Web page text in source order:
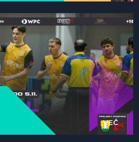
VEČ